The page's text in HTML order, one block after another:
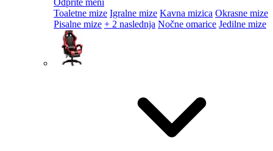
Odprite meni
Toaletne mize Igralne mize Kavna mizica Okrasne mize
Pisalne mize + 2 naslednja Nočne omarice Jedilne mize